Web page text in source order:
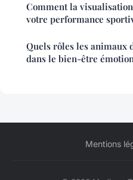
Comment la
votre performance
Quels rôles les animaux
dans le bien-être
Mentions